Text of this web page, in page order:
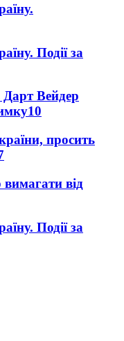
Події за
Дарт Вейдер
10
просить
вимагати від
Події за